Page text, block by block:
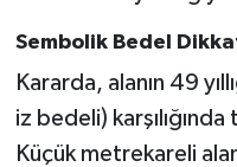
Sembolik Bedel
Kararda, alanın 49
iz bedeli)
Küçük metrekareli